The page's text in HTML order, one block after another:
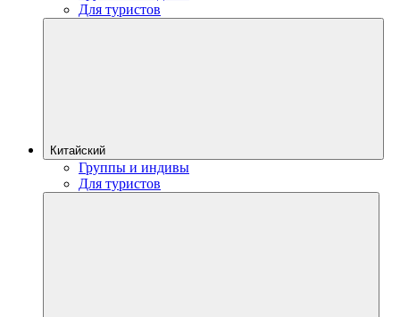
Для туристов
Китайский
Группы и индивы
Для туристов